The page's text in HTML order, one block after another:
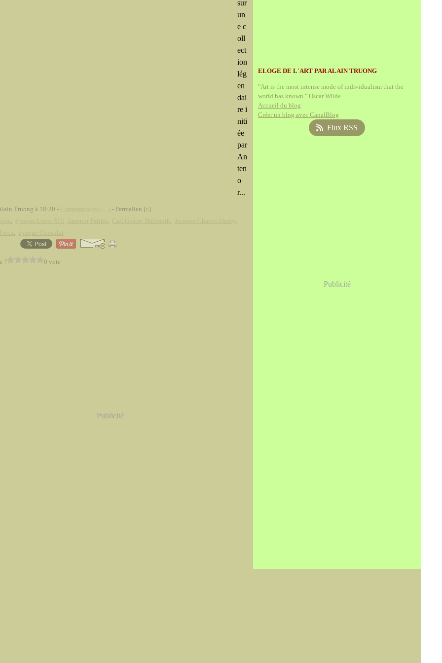
sur
un
e c
oll
ect
ion
lég
en
dai
re i
niti
ée
par
An
ten
o
r...
Truong à 18:30 - - Permalien [ ]
, , , ,
,
,
? 0 vote
Publicité
ELOGE DE L'ART PAR ALAIN TRUONG
"Art is the most intense mode of individualism that the
world has known." Oscar Wilde
Accueil du blog
Créer un blog avec CanalBlog
Flux RSS
Publicité